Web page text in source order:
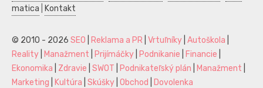
matica
Kontakt
© 2010 - 2026 SEO Reklama a PR Vrtuľníky Autoškola
Reality
Manažment Prijímáčky Podnikanie Financie
Ekonomika
Zdravie SWOT Podnikateľský plán Manažment
Marketing
Kultúra Skúšky Obchod Dovolenka